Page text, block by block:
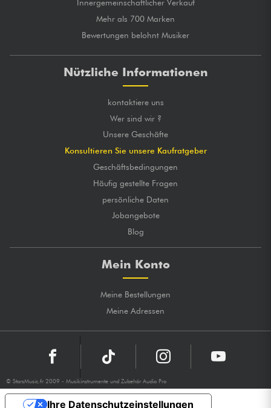
Innergemeinschaftlicher Verkauf
Mehr als 700 Marken
Bewertungen belohnt Musiker
Nützliche Informationen
kontaktiere uns
Wer sind wir ?
Unsere Geschäfte
Konsultieren Sie unsere Kaufratgeber
Geschäftsbedingungen
Häufig gestellte Fragen
persönliche Daten
Jobangebote
Blog
Mein Konto
Meine Bestellungen
Meine Adressen
© StarsMusic.fr 2009 - Musikinstrumente und Zubehör Audio Pro
Ihre Datenschutzeinstellungen